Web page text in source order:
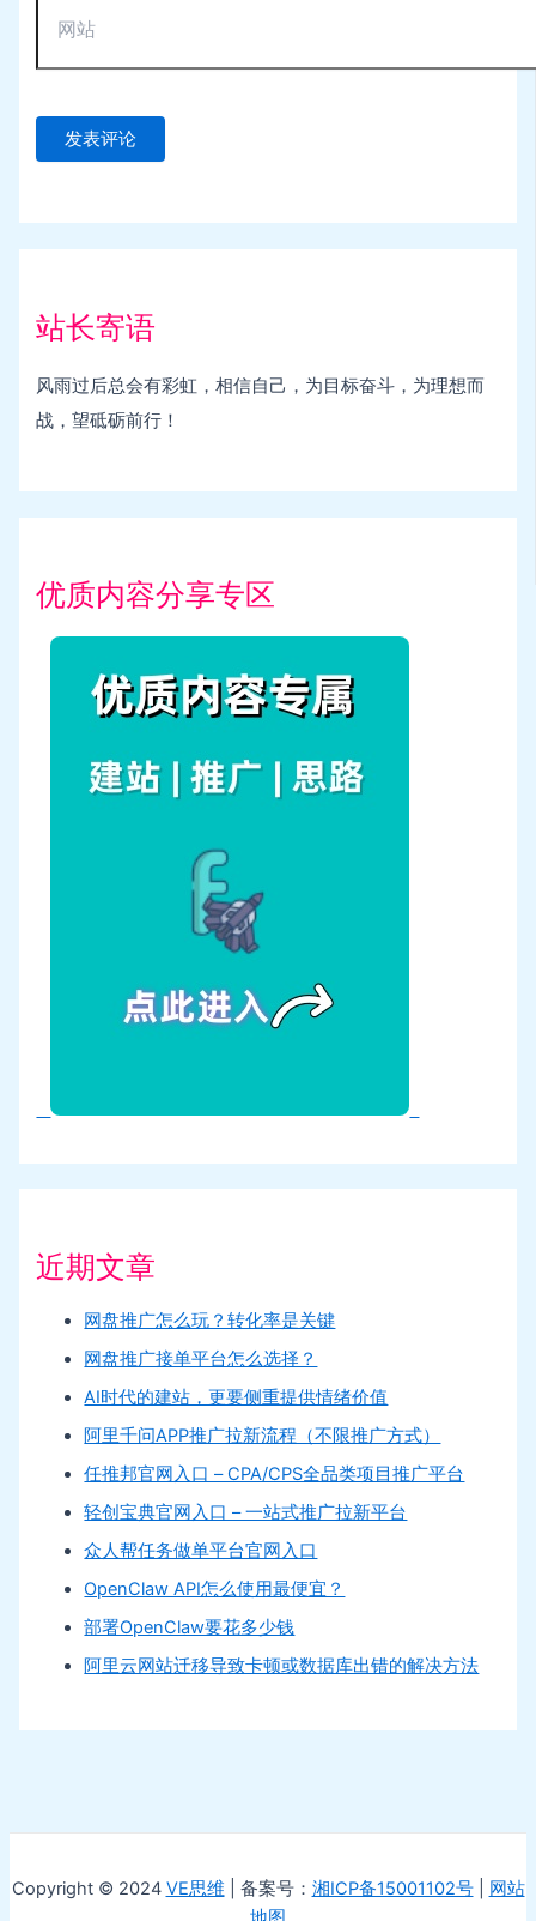
站长寄语
风雨过后总会有彩虹，相信自己，为目标奋斗，为理想而
战，望砥砺前行！
优质内容分享专区
近期文章
网盘推广怎么玩？转化率是关键
网盘推广接单平台怎么选择？
AI时代的建站，更要侧重提供情绪价值
阿里千问APP推广拉新流程（不限推广方式）
任推邦官网入口 – CPA/CPS全品类项目推广平台
轻创宝典官网入口 – 一站式推广拉新平台
众人帮任务做单平台官网入口
OpenClaw API怎么使用最便宜？
部署OpenClaw要花多少钱
阿里云网站迁移导致卡顿或数据库出错的解决方法
Copyright © 2024 VE思维 | 备案号： 湘ICP备15001102号| 网站